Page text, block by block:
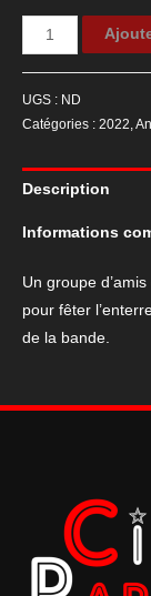
quantité
de
du
film
UGS : ND
Catégories : 2022
Description
Informations
Un groupe
pour fêter
de la bande.